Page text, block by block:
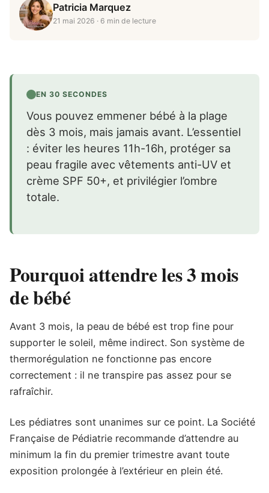
Patricia Marquez
21 mai 2026 · 6 min de lecture
EN 30 SECONDES
Vous pouvez emmener bébé à la plage
dès 3 mois, mais jamais avant. L’essentiel
: éviter les heures 11h-16h, protéger sa
peau fragile avec vêtements anti-UV et
crème SPF 50+, et privilégier l’ombre
totale.
Pourquoi attendre les 3 mois
de bébé
Avant 3 mois, la peau de bébé est trop fine pour
supporter le soleil, même indirect. Son système de
thermorégulation ne fonctionne pas encore
correctement : il ne transpire pas assez pour se
rafraîchir.
Les pédiatres sont unanimes sur ce point. La Société
Française de Pédiatrie recommande d’attendre au
minimum la fin du premier trimestre avant toute
exposition prolongée à l’extérieur en plein été.